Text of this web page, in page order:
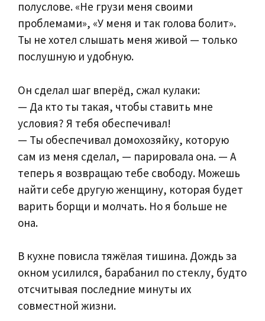
полуслове. «Не грузи меня своими
проблемами», «У меня и так голова болит».
Ты не хотел слышать меня живой — только
послушную и удобную.
Он сделал шаг вперёд, сжал кулаки:
— Да кто ты такая, чтобы ставить мне
условия? Я тебя обеспечивал!
— Ты обеспечивал домохозяйку, которую
сам из меня сделал, — парировала она. — А
теперь я возвращаю тебе свободу. Можешь
найти себе другую женщину, которая будет
варить борщи и молчать. Но я больше не
она.
В кухне повисла тяжёлая тишина. Дождь за
окном усилился, барабанил по стеклу, будто
отсчитывая последние минуты их
совместной жизни.